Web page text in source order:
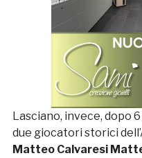
Lasciano, invece, dopo
due giocatori storici
Matteo Calvaresi